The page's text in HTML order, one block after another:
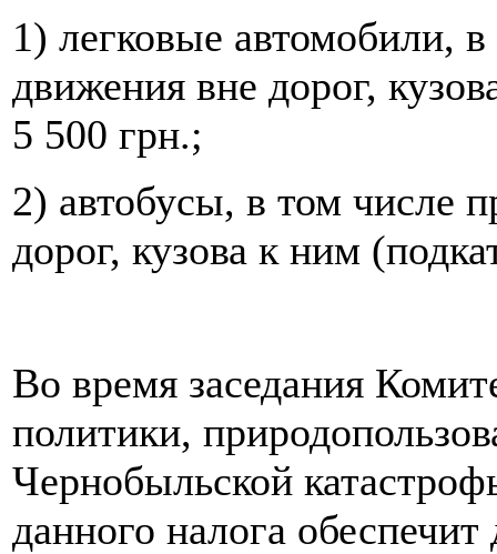
1) легковые автомобили,
движения вне дорог,
5 500 грн.;
2) автобусы, в том числе
дорог, кузова к ним
Во время заседания
политики,
Чернобыльской
данного налога